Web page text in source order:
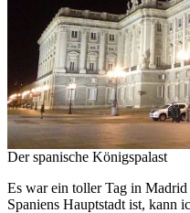
Der spanische Königspalast
Es war ein toller Tag in
Spaniens Hauptstadt ist, kann